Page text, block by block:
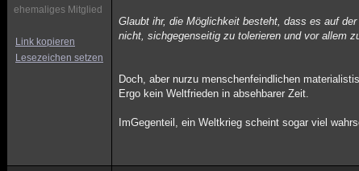
ehemaliges Mitglied
Link kopieren
Lesezeichen setzen
Glaubt ihr, die Möglichkeit besteht, dass es auf
nicht, sichgegenseitig zu tolerieren und vor allem
Doch, aber nurzu menschenfeindlichen
Ergo kein Weltfrieden in absehbarer Zeit.
ImGegenteil, ein Weltkrieg scheint sogar viel